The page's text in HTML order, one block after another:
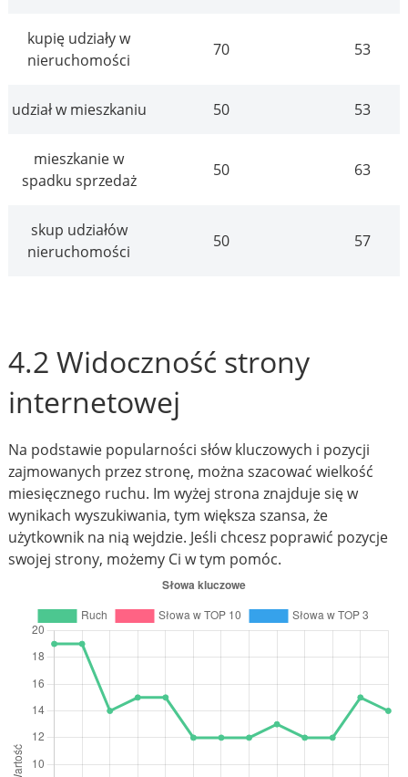
kupię udziały w
nieruchomości
70 53
udział w mieszkaniu 50 53
mieszkanie w
spadku sprzedaż
50 63
skup udziałów
nieruchomości
50 57
4.2 Widoczność strony
internetowej
Na podstawie popularności słów kluczowych i pozycji
zajmowanych przez stronę, można szacować wielkość
miesięcznego ruchu. Im wyżej strona znajduje się w
wynikach wyszukiwania, tym większa szansa, że
użytkownik na nią wejdzie. Jeśli chcesz poprawić pozycje
swojej strony, możemy Ci w tym pomóc.